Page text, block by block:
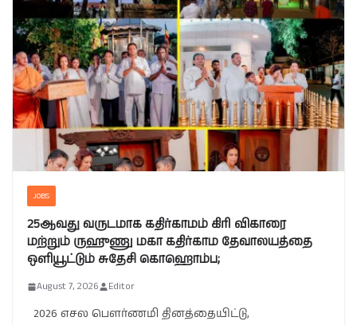
JOBS
25ஆவது வருடமாக கதிர்காமம் கிரி விகாரை
மற்றும் ருஹுணு மகா கதிர்காம தேவாலயத்தை
ஒளியூட்டும் சுதேசி கொஹொம்ப;
August 7, 2026 Editor
2026 எசல பௌர்ணமி தினத்தையிட்டு,